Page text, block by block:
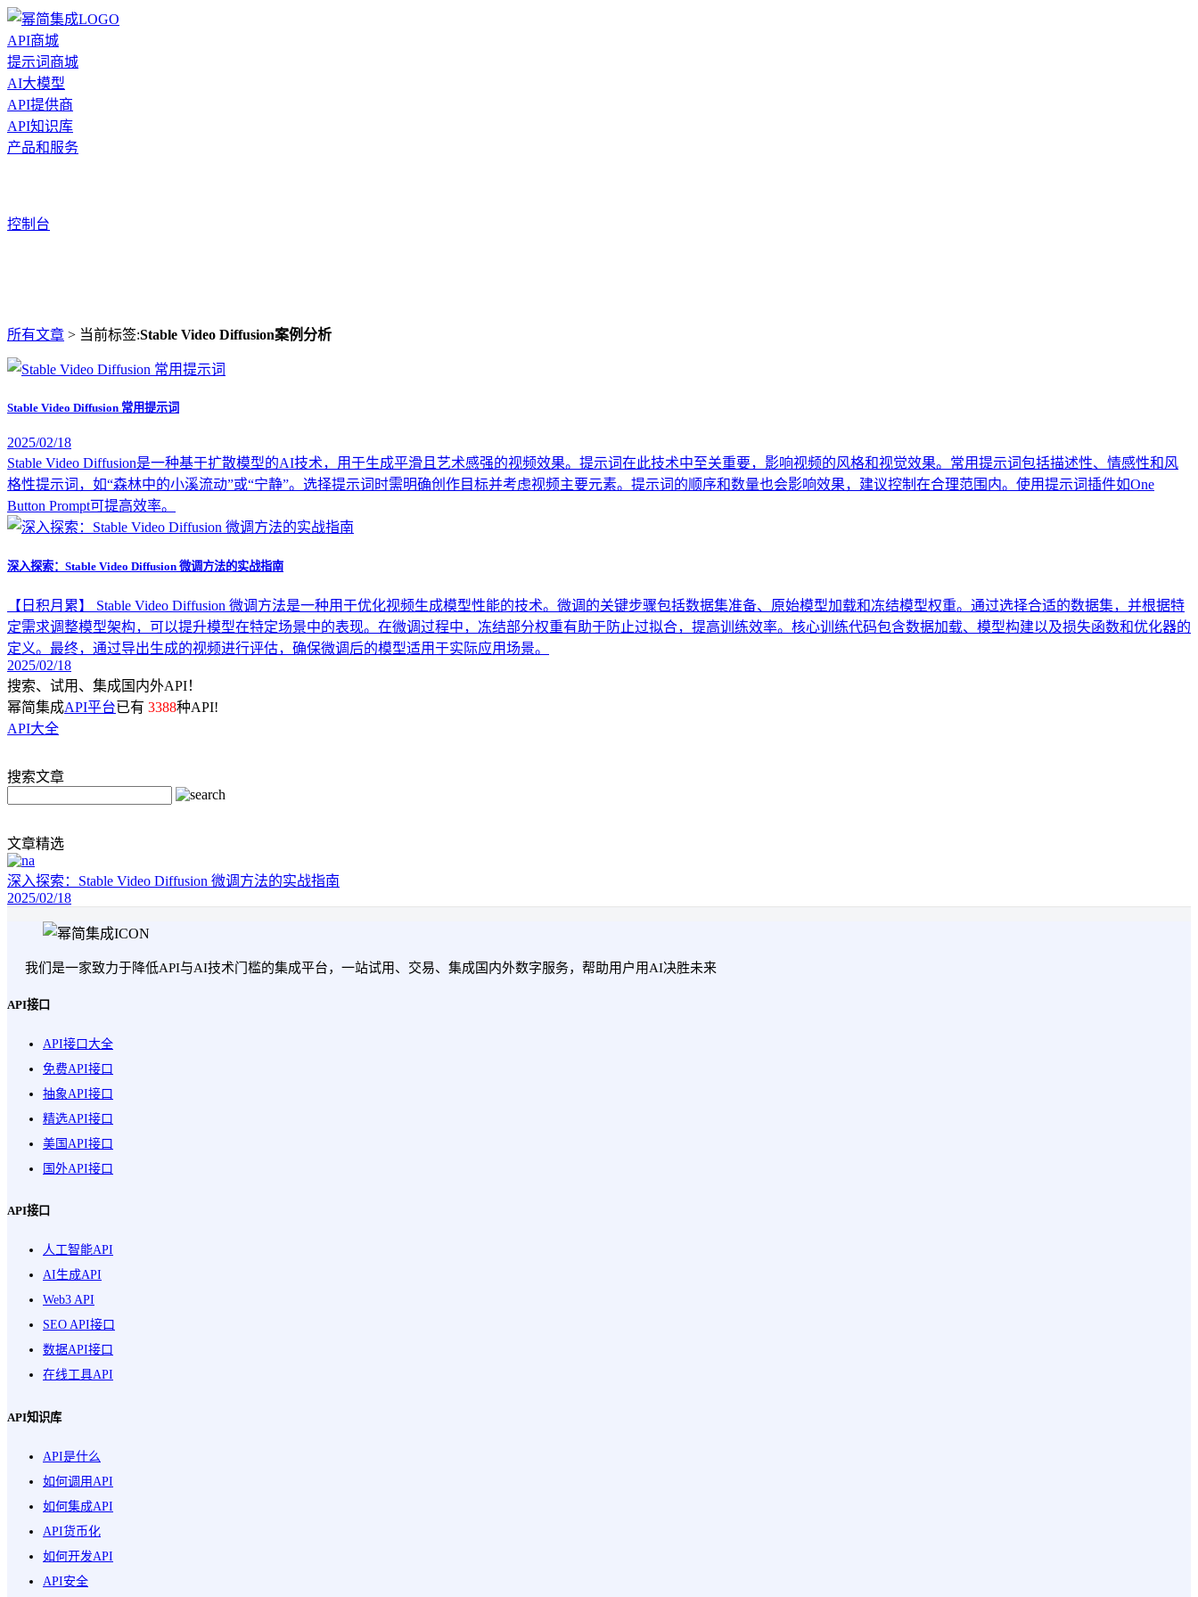
API商城
提示词商城
AI大模型
API提供商
API知识库
产品和服务
控制台
所有文章 > 当前标签:Stable Video Diffusion案例分析
Stable Video Diffusion 常用提示词
2025/02/18
Stable Video Diffusion是一种基于扩散模型的AI技术，用于生成平滑且艺术感强的视频效果。提示词在此技术中至关重要，影响视频的风格和视觉效果。常用提示词包括描述性、情感性和风
格性提示词，如“森林中的小溪流动”或“宁静”。选择提示词时需明确创作目标并考虑视频主要元素。提示词的顺序和数量也会影响效果，建议控制在合理范围内。使用提示词插件如One
Button Prompt可提高效率。
深入探索：Stable Video Diffusion 微调方法的实战指南
【日积月累】
Stable Video Diffusion 微调方法是一种用于优化视频生成模型性能的技术。微调的关键步骤包括数据集准备、原始模型加载和冻结模型权重。通过选择合适的数据集，并根据特
定需求调整模型架构，可以提升模型在特定场景中的表现。在微调过程中，冻结部分权重有助于防止过拟合，提高训练效率。核心训练代码包含数据加载、模型构建以及损失函数和优化器的
定义。最终，通过导出生成的视频进行评估，确保微调后的模型适用于实际应用场景。
2025/02/18
搜索、试用、集成国内外API！
幂简集成API平台已有 3388种API!
API大全
搜索文章
文章精选
深入探索：Stable Video Diffusion 微调方法的实战指南
2025/02/18
我们是一家致力于降低API与AI技术门槛的集成平台，一站试用、交易、集成国内外数字服务，帮助用户用AI决胜未来
API接口
API接口大全
免费API接口
抽象API接口
精选API接口
美国API接口
国外API接口
API接口
人工智能API
AI生成API
Web3 API
SEO API接口
数据API接口
在线工具API
API知识库
API是什么
如何调用API
如何集成API
API货币化
如何开发API
API安全